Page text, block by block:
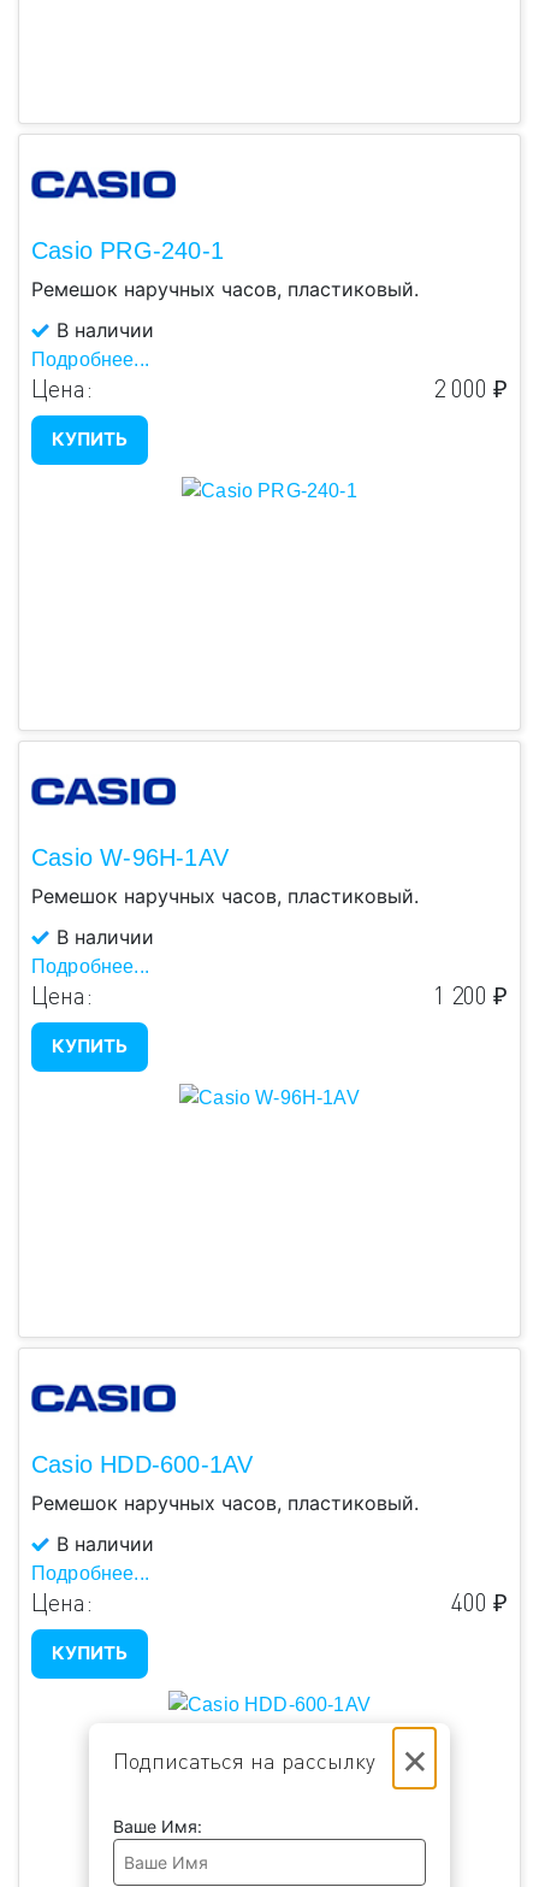
×
Подписаться на рассылку
Ваше Имя:
Casio PRG-240-1
Ремешок наручных часов, пластиковый.
В наличии
Подробнее...
Цена: 2 000 ₽
КУПИТЬ
Casio W-96H-1AV
Ремешок наручных часов, пластиковый.
В наличии
Подробнее...
Цена: 1 200 ₽
КУПИТЬ
Casio HDD-600-1AV
Ремешок наручных часов, пластиковый.
В наличии
Подробнее...
Цена: 400 ₽
КУПИТЬ